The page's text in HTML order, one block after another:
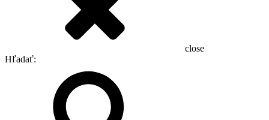
close
Hľadať: